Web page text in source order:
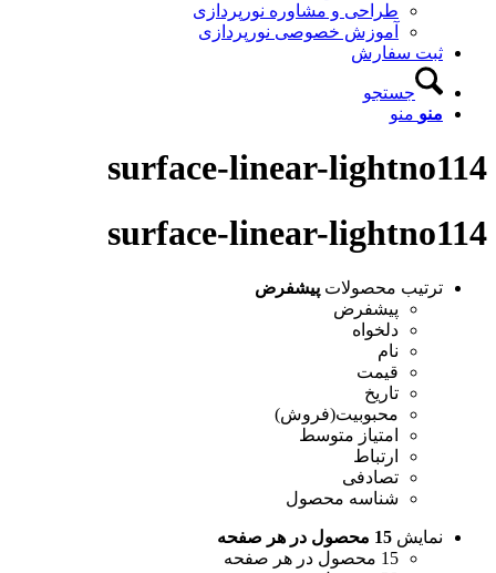
طراحی و مشاوره نورپردازی
آموزش خصوصی نورپردازی
سفارش
جستجو
منو
surface-linear-
surface-linear-
محصولاتپیشفرض
پیشفرض
دلخواه
قیمت
محبوبیت(فروش)
امتیاز متوسط
ارتباط
تصادفی
شناسه محصول
15 محصول در هر صفحه